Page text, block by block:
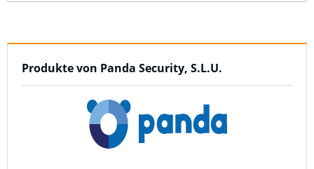
Produkte von Panda Security, S.L.U.